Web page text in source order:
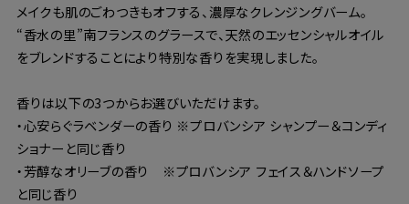
メイクも肌のごわつきもオフする、濃厚なクレンジングバーム。
“香水の里”南フランスのグラースで、天然のエッセンシャルオイル
をブレンドすることにより特別な香りを実現しました。
香りは以下の3つからお選びいただけます。
・心安らぐラベンダーの香り ※プロバンシア シャンプー＆コンディ
ショナーと同じ香り
・芳醇なオリーブの香り ※プロバンシア フェイス＆ハンドソープ
と同じ香り